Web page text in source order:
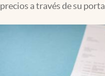
precios a través de su